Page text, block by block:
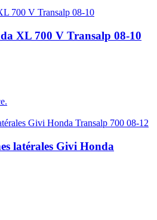
XL 700 V Transalp 08-10
latérales Givi Honda